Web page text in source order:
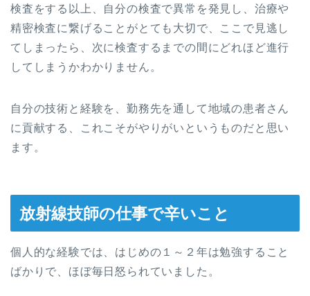
検査をする以上、自分の検査で異常を発見し、治療や
精密検査に繋げることがとても大切で、ここで見逃し
てしまったら、次に検査するまでの間にどれほど進行
してしまうかわかりません。
自分の技術と経験を、勤務先を通して地域の患者さん
に貢献する、これこそがやりがいというものだと思い
ます。
放射線技師の仕事で辛いこと
個人的な経験では、はじめの１～２年は勉強すること
ばかりで、ほぼ毎日怒られていました。